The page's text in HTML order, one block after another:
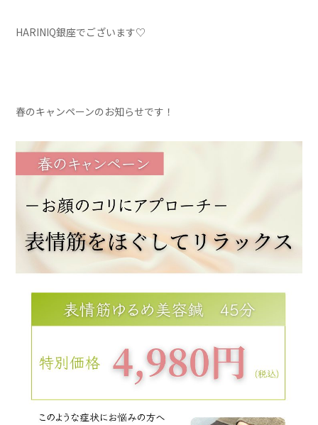
HARINIQ銀座でございます♡
春のキャンペーンのお知らせです！